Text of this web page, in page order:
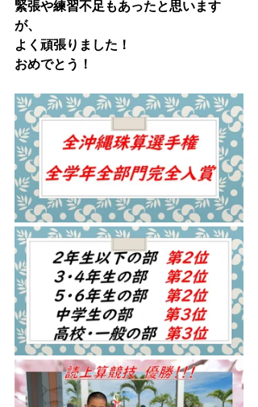
緊張や練習不足もあったと思います
が、
よく頑張りました！
おめでとう！